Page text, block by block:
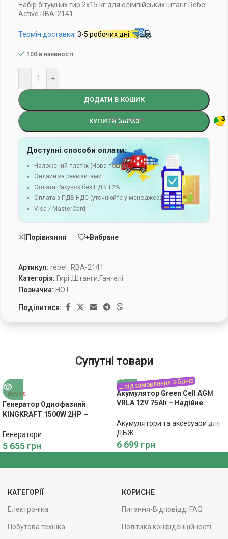
Набір бітумних гир 2х15 кг для олімпійських штанг Rebel
Active RBA-2141
Термін доставки: 3-5 робочих дні
100 в наявності
- +
ДОДАТИ В КОШИК
КУПИТИ ЗАРАЗ
Доступні способи оплати:
Наложений платіж (Нова пошта)
Онлайн за реквізитами
Оплата Рахунок без ПДВ +2%
Оплата з ПДВ НДС (уточнюйте у менеджера)
Visa / MasterCard
Порівняння +Вибране
Артикул: rebel_RBA-2141
Категорія: Гирі ,Штанги,Гантелі
Позначка: HOT
Поділитися:
Супутні товари
НЕМАЄ
Генератор Однофазний
KINGKRAFT 1500W 2HP –
Генератори
5 655 грн
Акумулятор Green Cell AGM
VRLA 12V 75Ah – Надійне
Акумулятори та аксесуари для
ДБЖ
6 699 грн
КАТЕГОРІЇ
Електроніка
Побутова техніка
КОРИСНЕ
Питання-Відповідді FAQ
Політика конфіденційності